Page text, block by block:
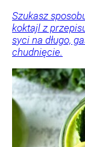
Szukasz
koktajl z
syci na długo,
chudnięcie.